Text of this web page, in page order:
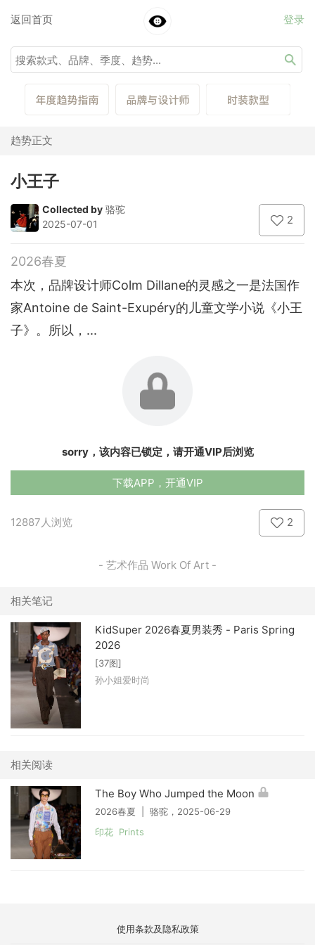
返回首页 登录
趋势正文
小王子
Collected by 骆驼
2025-07-01
2
2026春夏
本次，品牌设计师Colm Dillane的灵感之一是法国作
家Antoine de Saint-Exupéry的儿童文学小说《小王
子》。所以，...
sorry，该内容已锁定，请开通VIP后浏览
下载APP，开通VIP
12887人浏览 2
- 艺术作品 Work Of Art -
相关笔记
KidSuper 2026春夏男装秀 - Paris Spring
2026
[37图]
孙小姐爱时尚
相关阅读
The Boy Who Jumped the Moon
2026春夏 | 骆驼，2025-06-29
印花 Prints
使用条款及隐私政策